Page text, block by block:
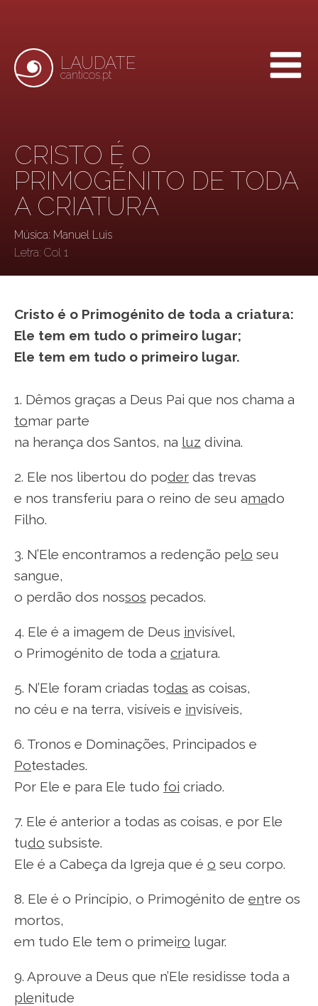
LAUDATE
canticos.pt
CRISTO É O
PRIMOGÉNITO DE TODA
A CRIATURA
Música: Manuel Luis
Letra: Col 1
Cristo é o Primogénito de toda a criatura:
Ele tem em tudo o primeiro lugar;
Ele tem em tudo o primeiro lugar.
1. Dêmos graças a Deus Pai que nos chama a
tomar parte
na herança dos Santos, na luz divina.
2. Ele nos libertou do poder das trevas
e nos transferiu para o reino de seu amado
Filho.
3. N’Ele encontramos a redenção pelo seu
sangue,
o perdão dos nossos pecados.
4. Ele é a imagem de Deus invisível,
o Primogénito de toda a criatura.
5. N’Ele foram criadas todas as coisas,
no céu e na terra, visíveis e invisíveis,
6. Tronos e Dominações, Principados e
Potestades.
Por Ele e para Ele tudo foi criado.
7. Ele é anterior a todas as coisas, e por Ele
tudo subsiste.
Ele é a Cabeça da Igreja que é o seu corpo.
8. Ele é o Princípio, o Primogénito de entre os
mortos,
em tudo Ele tem o primeiro lugar.
9. Aprouve a Deus que n’Ele residisse toda a
plenitude